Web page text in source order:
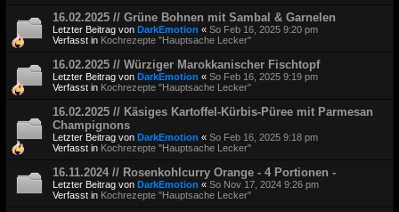
16.02.2025 // Grüne Bohnen mit Sambal & Garnelen
Letzter Beitrag von DarkEmotion « So Feb 16, 2025 9:20 pm
Verfasst in Kochrezepte "Hauptsache Lecker"
16.02.2025 // Würziger Marokkanischer Fischtopf
Letzter Beitrag von DarkEmotion « So Feb 16, 2025 9:19 pm
Verfasst in Kochrezepte "Hauptsache Lecker"
16.02.2025 // Käsiges Kartoffel-Kürbis-Püree mit Parmesan
Champignons
Letzter Beitrag von DarkEmotion « So Feb 16, 2025 9:18 pm
Verfasst in Kochrezepte "Hauptsache Lecker"
16.11.2024 // Rosenkohlcurry Orange - 4 Portionen -
Letzter Beitrag von DarkEmotion « So Nov 17, 2024 9:26 pm
Verfasst in Kochrezepte "Hauptsache Lecker"